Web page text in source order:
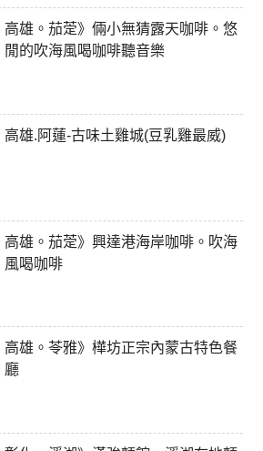
高雄。茄萣》倆小無猜露天咖啡。悠
閒的吹海風喝咖啡聽音樂
高雄.阿蓮-古味土雞城(豆乳雞最威)
高雄。茄萣》興達港海岸咖啡。吹海
風喝咖啡
高雄。苓雅》樺坊正宗內蒙古特色餐
廳